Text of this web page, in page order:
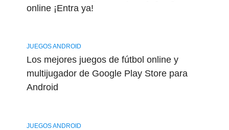
online ¡Entra ya!
JUEGOS ANDROID
Los mejores juegos de fútbol online y
multijugador de Google Play Store para
Android
JUEGOS ANDROID